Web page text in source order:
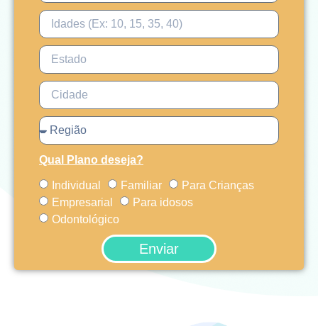
Qual Plano deseja?
Individual Familiar
Para Crianças
Empresarial
Para idosos
Odontológico
Enviar